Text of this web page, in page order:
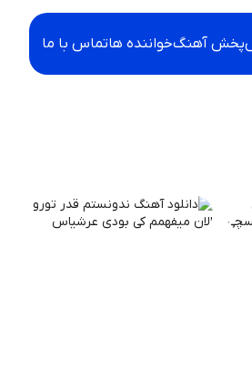
پخش آهنگخواننده هاتماس با ما